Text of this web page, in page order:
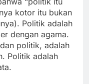
kotor itu bukan
Politik adalah
dengan agama.
politik, adalah
Politik adalah